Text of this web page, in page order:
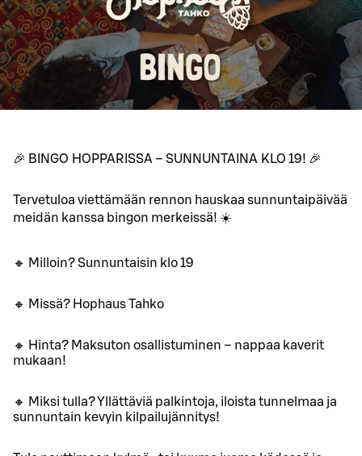
🎉 BINGO HOPPARISSA – SUNNUNTAINA KLO 19! 🎉
Tervetuloa viettämään rennon hauskaa sunnuntaipäivää
meidän kanssa bingon merkeissä! ☀️
🔸 Milloin? Sunnuntaisin klo 19
🔸 Missä? Hophaus Tahko
🔸 Hinta? Maksuton osallistuminen – nappaa kaverit
mukaan!
🔸 Miksi tulla? Yllättäviä palkintoja, iloista tunnelmaa ja
sunnuntain kevyin kilpailujännitys!